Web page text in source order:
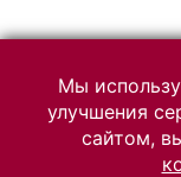
Мы
улучшения
сайтом,